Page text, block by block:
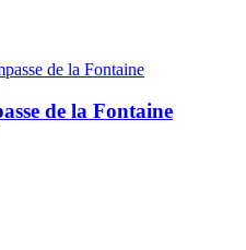
de la Fontaine